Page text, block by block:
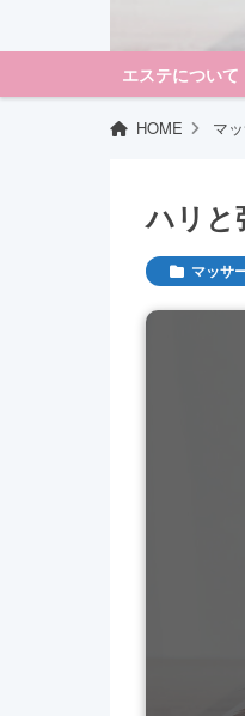
エステについて
HOME マ
ハリと
マッサ